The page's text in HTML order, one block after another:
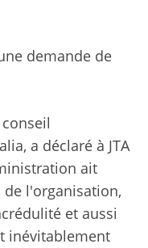
demande de
a déclaré à JTA
ait
l'organisation,
et aussi
inévitablement